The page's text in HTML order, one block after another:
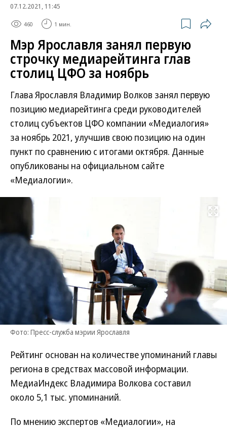
07.12.2021, 11:45
460 1 мин.
Мэр Ярославля занял первую
строчку медиарейтинга глав
столиц ЦФО за ноябрь
Глава Ярославля Владимир Волков занял первую
позицию медиарейтинга среди руководителей
столиц субъектов ЦФО компании «Медиалогия»
за ноябрь 2021, улучшив свою позицию на один
пункт по сравнению с итогами октября. Данные
опубликованы на официальном сайте
«Медиалогии».
Развернуть
Фото: Пресс-служба мэрии Ярославля
Рейтинг основан на количестве упоминаний главы
региона в средствах массовой информации.
МедиаИндекс Владимира Волкова составил
около 5,1 тыс. упоминаний.
По мнению экспертов «Медиалогии», на